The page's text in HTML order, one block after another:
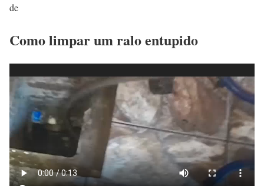
de
Como limpar um ralo entupido